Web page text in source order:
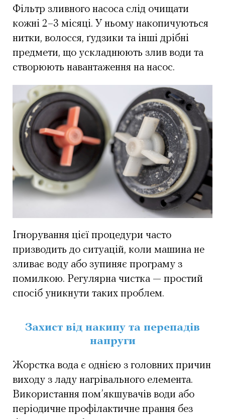
Фільтр зливного насоса слід очищати
кожні 2–3 місяці. У ньому накопичуються
нитки, волосся, ґудзики та інші дрібні
предмети, що ускладнюють злив води та
створюють навантаження на насос.
Ігнорування цієї процедури часто
призводить до ситуацій, коли машина не
зливає воду або зупиняє програму з
помилкою. Регулярна чистка — простий
спосіб уникнути таких проблем.
Захист від накипу та перепадів
напруги
Жорстка вода є однією з головних причин
виходу з ладу нагрівального елемента.
Використання пом’якшувачів води або
періодичне профілактичне прання без